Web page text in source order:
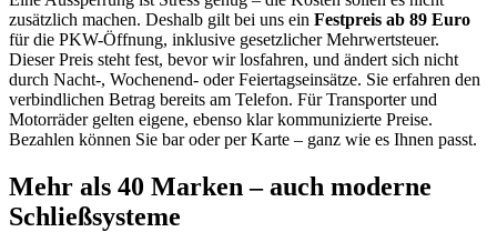
zusätzlich machen. Deshalb gilt bei uns ein Festpreis ab 89 Euro
für die PKW-Öffnung, inklusive gesetzlicher Mehrwertsteuer.
Dieser Preis steht fest, bevor wir losfahren, und ändert sich nicht
durch Nacht-, Wochenend- oder Feiertagseinsätze. Sie erfahren den
verbindlichen Betrag bereits am Telefon. Für Transporter und
Motorräder gelten eigene, ebenso klar kommunizierte Preise.
Bezahlen können Sie bar oder per Karte – ganz wie es Ihnen passt.
Mehr als 40 Marken – auch moderne
Schließsysteme